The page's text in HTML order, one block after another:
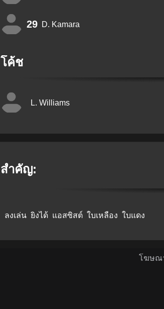
29 D. Kamara
โค้ช
L. Williams
สำคัญ:
ลงเล่น ยิงได้ แอสซิสต์ ใบเหลือง ใบแดง